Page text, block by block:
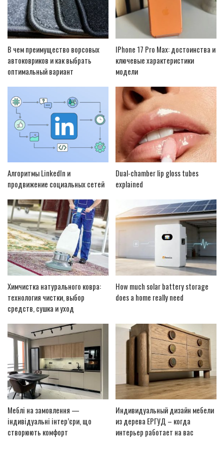
В чем преимущество ворсовых
автоковриков и как выбрать
оптимальный вариант
IPhone 17 Pro Max: достоинства и
ключевые характеристики
модели
Алгоритмы LinkedIn и
продвижение социальных сетей
Dual-chamber lip gloss tubes
explained
Химчистка натурального ковра:
технология чистки, выбор
средств, сушка и уход
How much solar battery storage
does a home really need
Меблі на замовлення —
індивідуальні інтер’єри, що
створюють комфорт
Индивидуальный дизайн мебели
из дерева ЕРГУД – когда
интерьер работает на вас